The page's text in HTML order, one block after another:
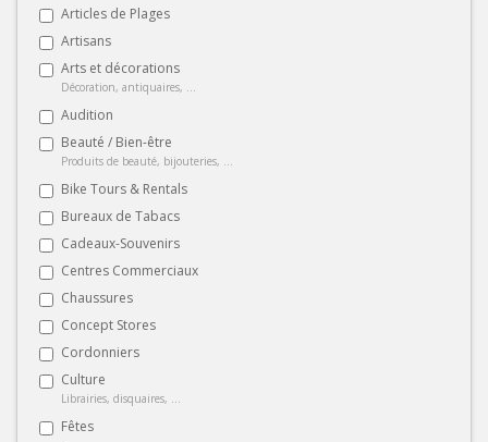
Articles de Plages
Artisans
Arts et décorations
Décoration, antiquaires, ...
Audition
Beauté / Bien-être
Produits de beauté, bijouteries, ...
Bike Tours & Rentals
Bureaux de Tabacs
Cadeaux-Souvenirs
Centres Commerciaux
Chaussures
Concept Stores
Cordonniers
Culture
Librairies, disquaires, ...
Fêtes